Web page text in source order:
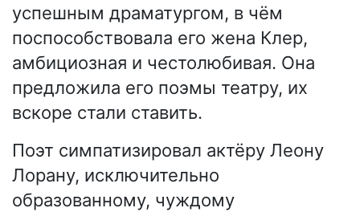
успешным драматургом, в чём
поспособствовала его жена Клер,
амбициозная и честолюбивая. Она
предложила его поэмы театру, их
вскоре стали ставить.
Поэт симпатизировал актёру Леону
Лорану, исключительно
образованному, чуждому